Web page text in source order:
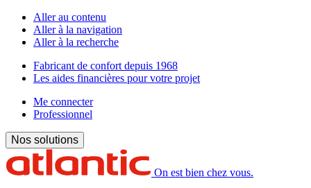
Aller au contenu
Aller à la navigation
Aller à la recherche
Fabricant de confort depuis 1968
Les aides financières pour votre projet
Me connecter
Professionnel
Nos solutions
On est bien chez vous.